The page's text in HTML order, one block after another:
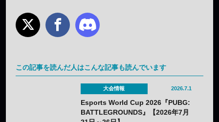
この記事を読んだ人はこんな記事も読んでいます
大会情報 2026.7.1
Esports World Cup 2026『PUBG:
BATTLEGROUNDS』【2026年7月